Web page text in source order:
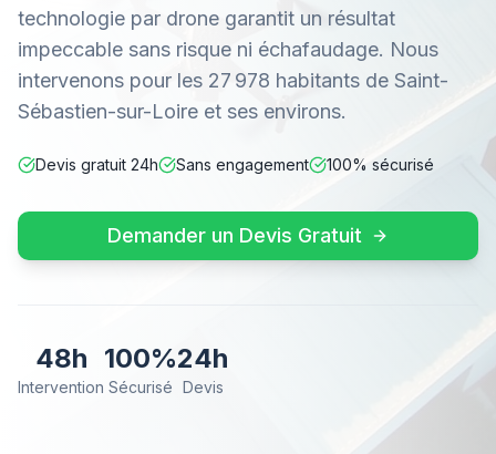
technologie par drone garantit un résultat
impeccable sans risque ni échafaudage. Nous
intervenons pour les 27 978 habitants de Saint-
Sébastien-sur-Loire et ses environs.
Devis gratuit 24h Sans engagement 100% sécurisé
Demander un Devis Gratuit
48h
Intervention
100%
Sécurisé
24h
Devis